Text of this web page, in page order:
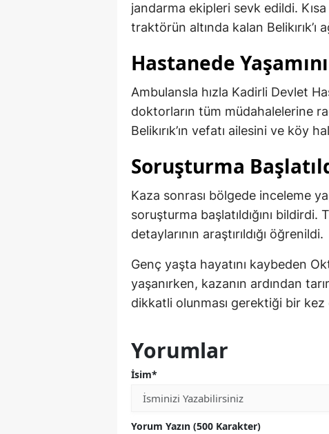
jandarma ekipleri sevk edildi.
traktörün altında kalan Belikırık’ı
Hastanede
Ambulansla hızla Kadirli Devlet
doktorların tüm müdahalelerine
Belikırık’ın vefatı ailesini ve köy
Soruşturma
Kaza sonrası bölgede inceleme
soruşturma başlatıldığını
detaylarının araştırıldığı öğrenildi.
Genç yaşta hayatını kaybeden
yaşanırken, kazanın ardından
dikkatli olunması gerektiği bir kez
Yorumlar
İsim*
Yorum Yazın (500 Karakter)